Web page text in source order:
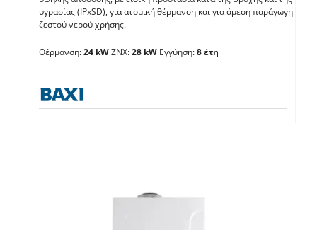
BAXI Duo-tec Compact
E 28GA
υγρασίας (IPxSD), για ατομική θέρμανση και για άμεση παράγωγη
ζεστού νερού χρήσης.
Θέρμανση:24 kWΖΝΧ:28 kWΕγγύηση:8 έτη